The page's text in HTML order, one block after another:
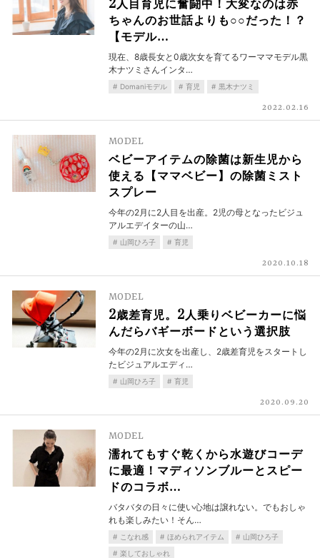
2人目育児に奮闘中！大変なのは赤
ちゃんのお世話よりも○○だった！？
【モデル…
現在、8歳長女と0歳次女を育てるワーママモデル黒
木ナツミさんインタ…
Domaniモデル 育児 黒木ナツミ
2022.02.16
MODEL
ベビーアイテムの除菌は新生児から
使える【ママベビー】の除菌ミスト
スプレー
今年の2月に2人目を出産。2児の母となったビジュ
アルエデイターの山…
山岡ひろ子 育児
2020.10.18
MODEL
2歳差育児。2人乗りベビーカーに悩
んだらバギーボードという選択肢
今年の2月に次女を出産し、2歳差育児をスタートし
たビジュアルエディ…
山岡ひろ子 育児
2020.09.20
MODEL
濡れてもすぐ乾くから水遊びコーデ
に最適！マディソンブルーとスピー
ドのコラボ…
バタバタの日々に使い心地は譲れない。でもおしゃ
れも楽しみたい！そん…
こなれ感 ほめられアイテム
山岡ひろ子
楽しておしゃれ